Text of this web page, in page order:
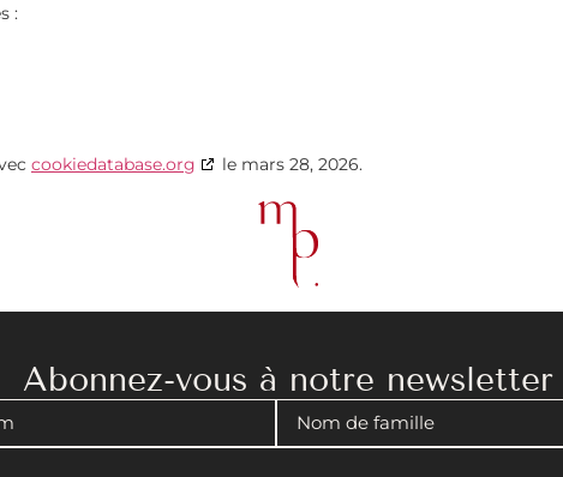
:
cookiedatabase.org le mars 28, 2026.
Abonnez-vous à notre newsletter